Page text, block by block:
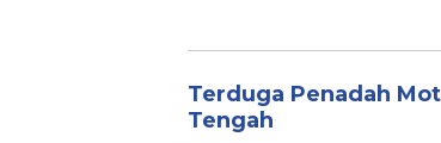
Terduga Penadah
Tengah